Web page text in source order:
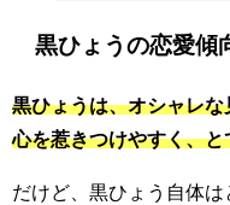
黒ひょうの恋愛傾
黒ひょうは、オシャレ
心を惹きつけやすく、
だけど、黒ひょう自体